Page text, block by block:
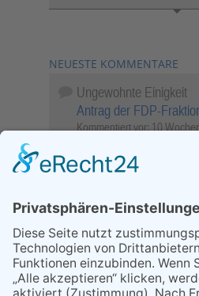
NEUESTE KOMMENTARE
Ungewohnte Einigkeit
Antrag der FDP-
Kommentiert vor: 10
Objekt …
Kommentiert vor: 26
Sperrung für
Wellen
Sperrung der
Kommentiert vor:1 Jahr 50